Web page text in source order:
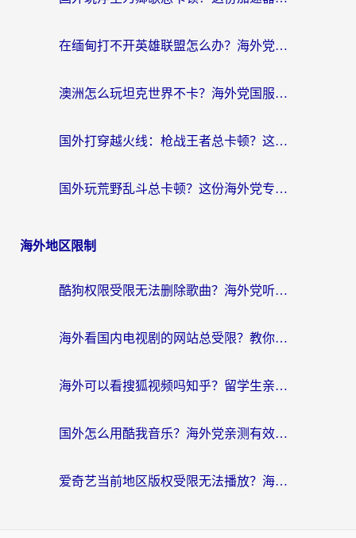
在缅甸打不开英雄联盟怎么办？海外党亲测有效的国服游戏加速指南
澳洲怎么玩坦克世界不卡？海外党国服游戏加速终极指南（附逆战奇妙碰碰车解决方案）
国外打穿越火线：枪战王者总卡顿？这篇加速器推荐下载指南帮你解决延迟难题
国外玩荒野乱斗总卡顿？这份海外党专属的国服游戏加速攻略请收好
海外地区限制
酷狗权限受限无法删除歌曲？海外党听国内音乐的终极解决方案来了
海外看国内电视剧的网站总受限？教你选对回国加速器，轻松追热剧
海外可以看搜狐视频吗知乎？留学生亲测有效的回国加速器选择指南
国外怎么用酷我音乐？海外党亲测有效的回国加速方案，附千千音乐中文歌收听指南
爱奇艺当前地区版权受限无法播放？海外党追剧看电影的终极解决方案来了